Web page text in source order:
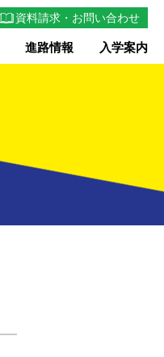
進路情報 入学案内
資料請求・お問い合わせ